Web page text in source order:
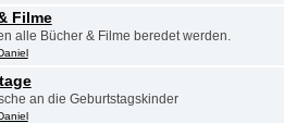
Filme
alle Bücher & Filme beredet werden.
an die Geburtstagskinder